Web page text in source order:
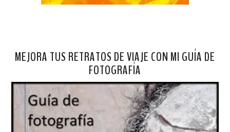
MEJORA TUS RETRATOS DE VIAJE CON MI GUÍA DE
FOTOGRAFÍA